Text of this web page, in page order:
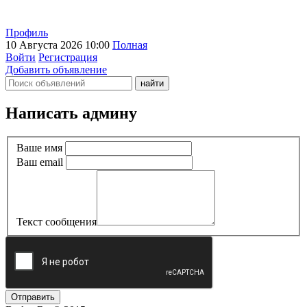
Профиль
10 Августа 2026 10:00 Полная
Войти Регистрация
Добавить объявление
Написать админу
Ваше имя
Ваш email
Текст сообщения
Отправить